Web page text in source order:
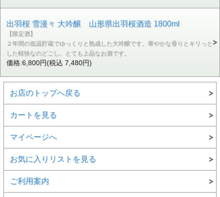
出羽桜 雪漫々 大吟醸 山形県出羽桜酒造 1800ml
【限定酒】
２年間の低温貯蔵でゆっくりと熟成した大吟醸です。華やかな香りとキリっと
した軽快なのどごし。とても上品なお酒です。
価格:6,800円(税込 7,480円)
お店のトップへ戻る
カートを見る
マイページへ
お気に入りリストを見る
ご利用案内